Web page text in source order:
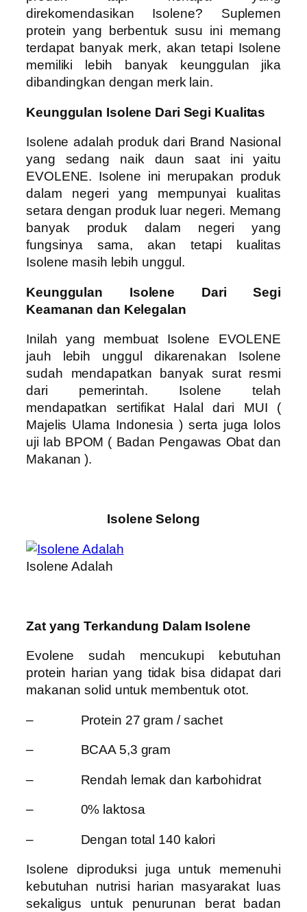
direkomendasikan Isolene? Suplemen
protein yang berbentuk susu ini memang
terdapat banyak merk, akan tetapi Isolene
memiliki lebih banyak keunggulan jika
dibandingkan dengan merk lain.
Keunggulan Isolene Dari Segi Kualitas
Isolene adalah produk dari Brand Nasional
yang sedang naik daun saat ini yaitu
EVOLENE. Isolene ini merupakan produk
dalam negeri yang mempunyai kualitas
setara dengan produk luar negeri. Memang
banyak produk dalam negeri yang
fungsinya sama, akan tetapi kualitas
Isolene masih lebih unggul.
Keunggulan Isolene Dari Segi
Keamanan dan Kelegalan
Inilah yang membuat Isolene EVOLENE
jauh lebih unggul dikarenakan Isolene
sudah mendapatkan banyak surat resmi
dari pemerintah. Isolene telah
mendapatkan sertifikat Halal dari MUI (
Majelis Ulama Indonesia ) serta juga lolos
uji lab BPOM ( Badan Pengawas Obat dan
Makanan ).
Isolene Selong
Isolene Adalah
Zat yang Terkandung Dalam Isolene
Evolene sudah mencukupi kebutuhan
protein harian yang tidak bisa didapat dari
makanan solid untuk membentuk otot.
– Protein 27 gram / sachet
– BCAA 5,3 gram
– Rendah lemak dan karbohidrat
– 0% laktosa
– Dengan total 140 kalori
Isolene diproduksi juga untuk memenuhi
kebutuhan nutrisi harian masyarakat luas
sekaligus untuk penurunan berat badan